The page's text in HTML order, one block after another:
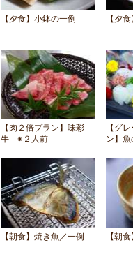
【夕食】小鉢の一例 【夕
【肉２倍プラン】味彩
牛 ※２人前
【グ
ン】
【朝食】焼き魚／一例 【朝